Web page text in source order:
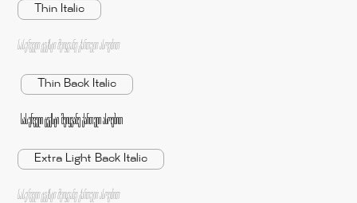
Thin Italic
სასურველი ტექსტი შეიყვანე ქართული ასოებით
Thin Back Italic
სასურველი ტექსტი შეიყვანე ქართული ასოებით
Extra Light Back Italic
სასურველი ტექსტი შეიყვანე ქართული ასოებით